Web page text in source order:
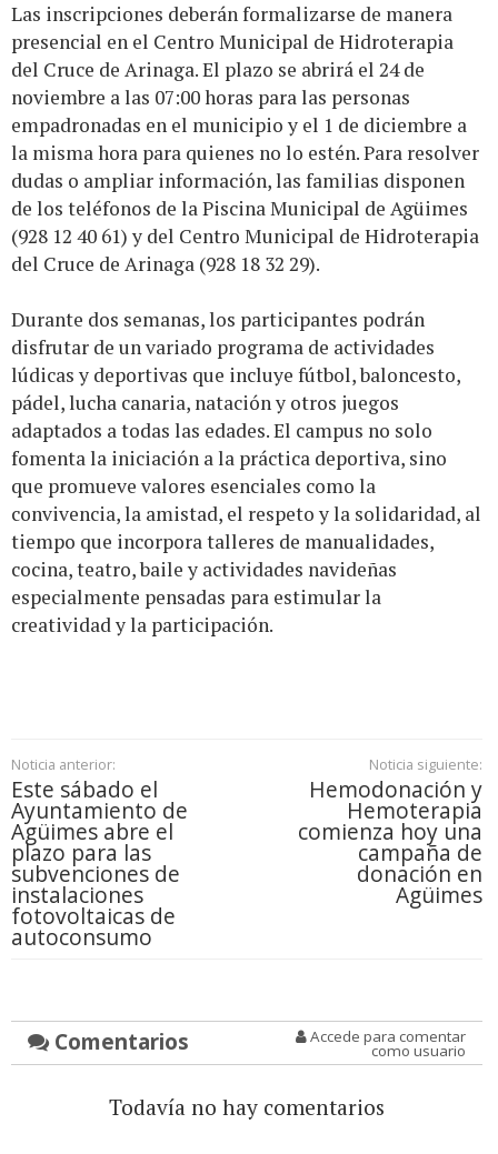
Las inscripciones deberán formalizarse de manera
presencial en el Centro Municipal de Hidroterapia
del Cruce de Arinaga. El plazo se abrirá el 24 de
noviembre a las 07:00 horas para las personas
empadronadas en el municipio y el 1 de diciembre a
la misma hora para quienes no lo estén. Para resolver
dudas o ampliar información, las familias disponen
de los teléfonos de la Piscina Municipal de Agüimes
(928 12 40 61) y del Centro Municipal de Hidroterapia
del Cruce de Arinaga (928 18 32 29).
Durante dos semanas, los participantes podrán
disfrutar de un variado programa de actividades
lúdicas y deportivas que incluye fútbol, baloncesto,
pádel, lucha canaria, natación y otros juegos
adaptados a todas las edades. El campus no solo
fomenta la iniciación a la práctica deportiva, sino
que promueve valores esenciales como la
convivencia, la amistad, el respeto y la solidaridad, al
tiempo que incorpora talleres de manualidades,
cocina, teatro, baile y actividades navideñas
especialmente pensadas para estimular la
creatividad y la participación.
Noticia anterior:
Este sábado el
Ayuntamiento de
Agüimes abre el
plazo para las
subvenciones de
instalaciones
fotovoltaicas de
autoconsumo
Noticia siguiente:
Hemodonación y
Hemoterapia
comienza hoy una
campaña de
donación en
Agüimes
Comentarios Accede para comentar
como usuario
Todavía no hay comentarios